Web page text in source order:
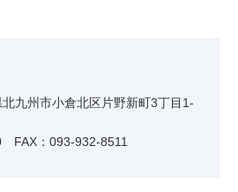
九州市小倉北区片野新町3丁目1-
FAX：093-932-8511